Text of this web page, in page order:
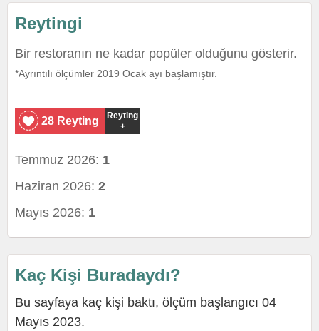
Reytingi
Bir restoranın ne kadar popüler olduğunu gösterir.
*Ayrıntılı ölçümler 2019 Ocak ayı başlamıştır.
28 Reyting
Reyting
+
Temmuz 2026: 1
Haziran 2026: 2
Mayıs 2026: 1
Kaç Kişi Buradaydı?
Bu sayfaya kaç kişi baktı, ölçüm başlangıcı 04
Mayıs 2023.